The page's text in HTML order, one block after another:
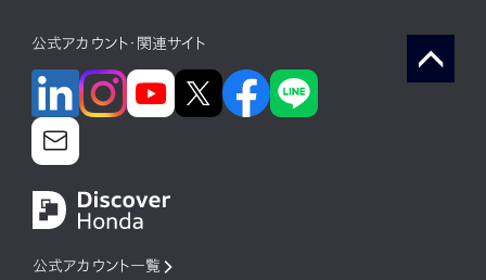
公式アカウント・関連サイト
公式アカウント一覧